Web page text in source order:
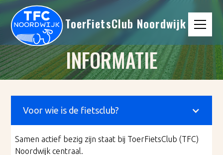
ToerFietsClub Noordwijk
INFORMATIE
Voor wie is de fietsclub?
Samen actief bezig zijn staat bij ToerFietsClub (TFC)
Noordwijk centraal.